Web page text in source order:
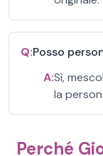
Q:Posso
A:Sì,
la
Perché